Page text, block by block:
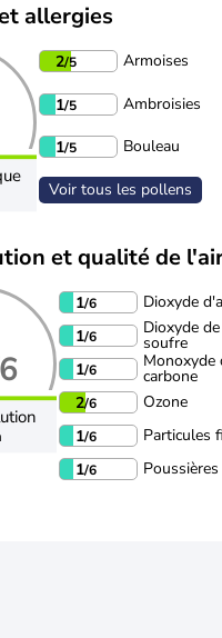
allergies
2/5 Armoises
1/5 Ambroisies
1/5 Bouleau
Voir tous les pollens
et qualité de
1/6
Dioxyde
1/6 Dioxyde de
soufre
1/6 Monoxyde
carbone
2/6
Ozone
1/6
Particules
1/6 Poussières